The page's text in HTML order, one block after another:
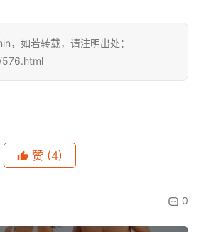
，如若转载，请注明出处：
赞 (4)
0